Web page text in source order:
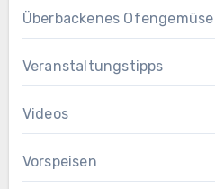
Überbackenes Ofengemüse
Veranstaltungstipps
Videos
Vorspeisen